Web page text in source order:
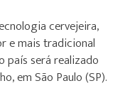
cervejeira,
e mais tradicional
país será realizado
em São Paulo (SP).